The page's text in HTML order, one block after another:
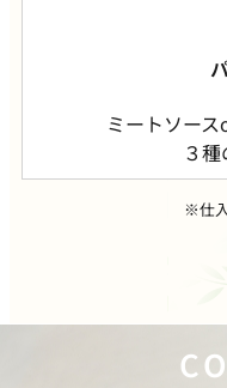
ミートソース
３
※仕